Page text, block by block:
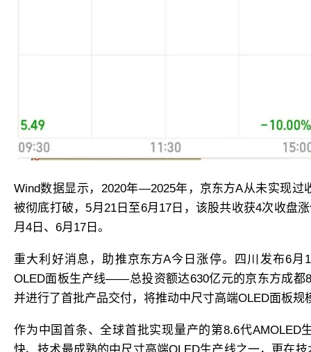
Wind数据显示，2020年—2025年， 京东方A从未实现过
被彻底打破，5月21日至6月17日，该股共收获4次收盘
月4日、6月17日。
重大利好消息，助推京东方A今日涨停。四川发布6月
OLED面板生产线——总投资额达630亿元的京东方成都
并进行了首批产品交付，将推动中尺寸高端OLED面板规
作为中国首条、全球首批实现量产的第8.6代AMOLED